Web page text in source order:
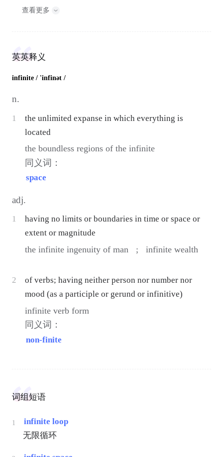
查看更多
英英释义
infinite / 'infinət /
n.
1
the unlimited expanse in which everything is
located
the boundless regions of the infinite
同义词：
space
adj.
1
having no limits or boundaries in time or space or
extent or magnitude
the infinite ingenuity of man ; infinite wealth
2
of verbs; having neither person nor number nor
mood (as a participle or gerund or infinitive)
infinite verb form
同义词：
non-finite
词组短语
1
infinite loop
无限循环